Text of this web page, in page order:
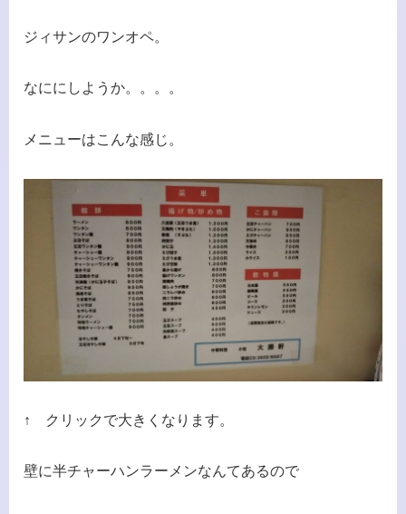
ジィサンのワンオペ。
なににしようか。。。。
メニューはこんな感じ。
↑ クリックで大きくなります。
壁に半チャーハンラーメンなんてあるので